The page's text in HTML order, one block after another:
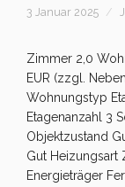
3 Januar 2025
Zimmer 2,0
EUR (zzgl.
Wohnungstyp
Etagenanzahl 3
Objektzustand
Gut Heizungsart
Energieträger